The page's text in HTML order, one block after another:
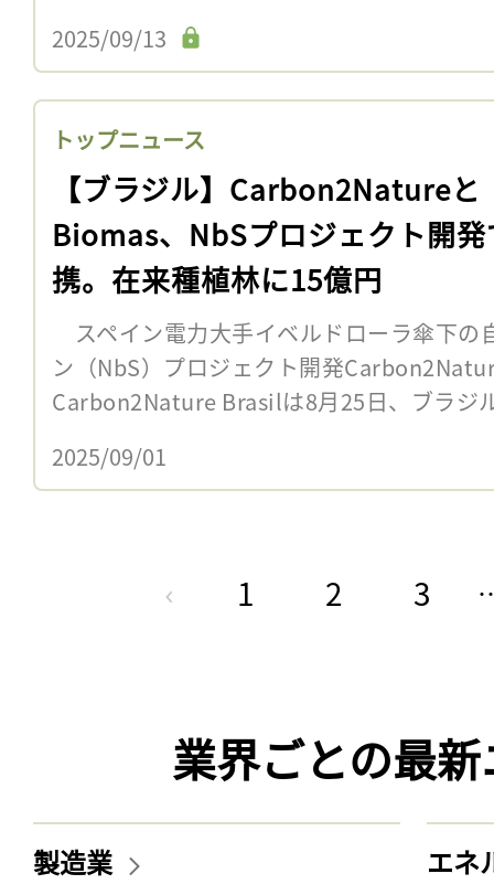
2025/09/13
トップニュース
【ブラジル】Carbon2Natureと
Biomas、NbSプロジェクト開発
携。在来種植林に15億円
スペイン電力大手イベルドローラ傘下の
ン（NbS）プロジェクト開発
Carbon2Nature Brasilは8月25日、ブラジ
2025/09/01
1 2 3
業界ごとの最
製造業 エネ